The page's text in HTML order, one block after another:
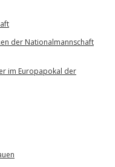
der Nationalmannschaft
im Europapokal der